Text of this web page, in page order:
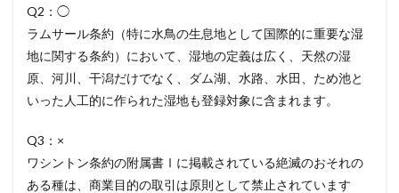
Q2：◯
ラムサール条約（特に水鳥の生息地として国際的に重要な湿
地に関する条約）において、湿地の定義は広く、天然の湿
原、河川、干潟だけでなく、ダム湖、水路、水田、ため池と
いった人工的に作られた湿地も登録対象に含まれます。
Q3：×
ワシントン条約の附属書Ⅰに掲載されている絶滅のおそれの
ある種は、商業目的の取引は原則として禁止されています